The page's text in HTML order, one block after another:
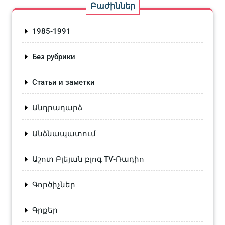
Բաժիններ
1985-1991
Без рубрики
Статьи и заметки
Անդրադարձ
Անձնապատում
Աշոտ Բլեյան բլոգ TV-Ռադիո
Գործիչներ
Գրքեր